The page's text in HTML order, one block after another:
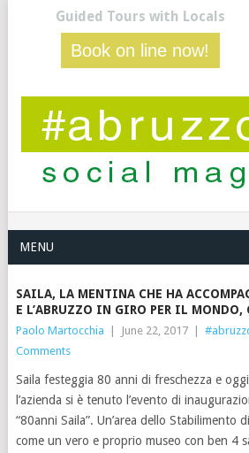
Guided Tours with Locals
Book on line now!
MENU
SAILA, LA MENTINA CHE HA
E L’ABRUZZO IN GIRO PER IL
Paolo Martocchia June 22, 2017
Comments
Saila festeggia 80 anni di freschezza e
l’azienda si è tenuto l’evento di
“80anni Saila”. Un’area dello Stabilimento
come un vero e proprio museo con ben 4